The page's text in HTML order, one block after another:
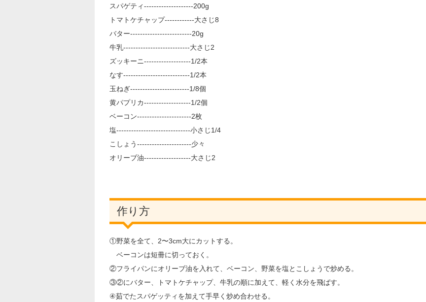
スパゲティ--------------------200g
トマトケチャップ------------大さじ8
バター-------------------------20g
牛乳---------------------------大さじ2
ズッキーニ-------------------1/2本
なす---------------------------1/2本
玉ねぎ------------------------1/8個
黄パプリカ-------------------1/2個
ベーコン----------------------2枚
塩------------------------------小さじ1/4
こしょう----------------------少々
オリーブ油-------------------大さじ2
作り方
①野菜を全て、2〜3cm大にカットする。
ベーコンは短冊に切っておく。
②フライパンにオリーブ油を入れて、ベーコン、野菜を塩とこしょうで炒める。
③②にバター、トマトケチャップ、牛乳の順に加えて、軽く水分を飛ばす。
④茹でたスパゲッティを加えて手早く炒め合わせる。